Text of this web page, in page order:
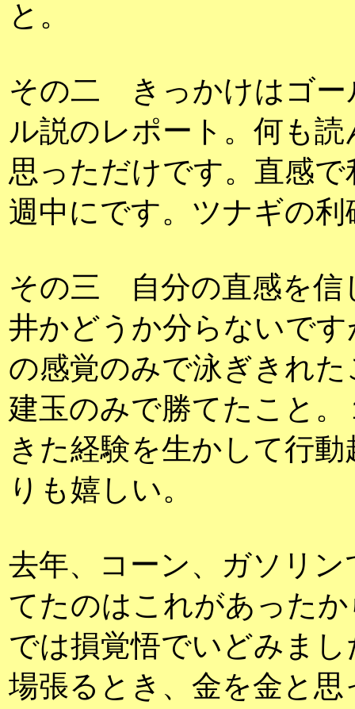
と。
その二 きっかけはゴー
ル説のレポート。何も
思っただけです。直感
週中にです。ツナギの
その三 自分の直感を信
井かどうか分らないで
の感覚のみで泳ぎきれ
建玉のみで勝てたこと
きた経験を生かして行
りも嬉しい。
去年、コーン、ガソリ
てたのはこれがあった
では損覚悟でいどみま
場張るとき、金を金と